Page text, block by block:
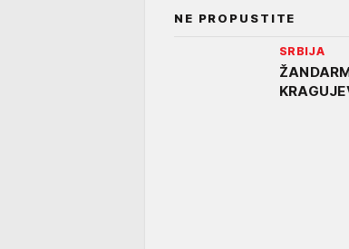
NE PROPUSTITE
SRBIJA